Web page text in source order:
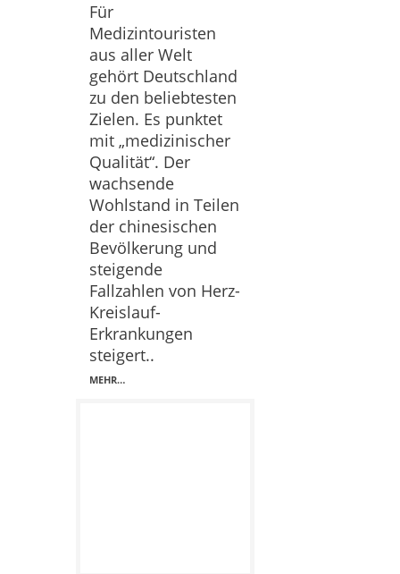
Für
Medizintouristen
aus aller Welt
gehört Deutschland
zu den beliebtesten
Zielen. Es punktet
mit „medizinischer
Qualität“. Der
wachsende
Wohlstand in Teilen
der chinesischen
Bevölkerung und
steigende
Fallzahlen von Herz-
Kreislauf-
Erkrankungen
steigert..
MEHR…